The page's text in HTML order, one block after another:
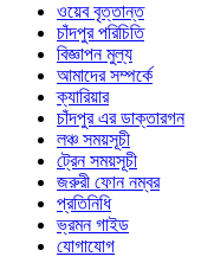
ওয়েব বৃত্তান্ত
চাঁদপুর পরিচিতি
বিজ্ঞাপন মুল্য
আমাদের সম্পর্কে
ক্যারিয়ার
চাঁদপুর এর ডাক্তারগন
লঞ্চ সময়সূচী
ট্রেন সময়সূচী
জরুরী ফোন নম্বর
প্রতিনিধি
ভ্রমন গাইড
যোগাযোগ